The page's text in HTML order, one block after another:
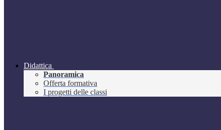
Didattica
Panoramica
Offerta formativa
I progetti delle classi